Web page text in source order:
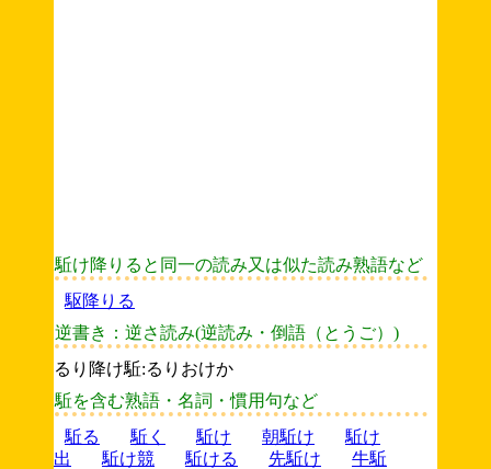
駈け降りると同一の読み又は似た読み熟語など
駆降りる
逆書き：逆さ読み(逆読み・倒語（とうご）)
るり降け駈:るりおけか
駈を含む熟語・名詞・慣用句など
駈る
駈く 駈け 朝駈け
駈け
出
駈け競 駈ける 先駈け
牛駈